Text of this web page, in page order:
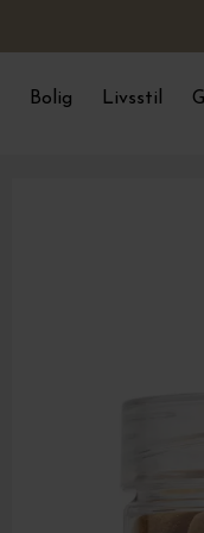
Bolig Livsstil